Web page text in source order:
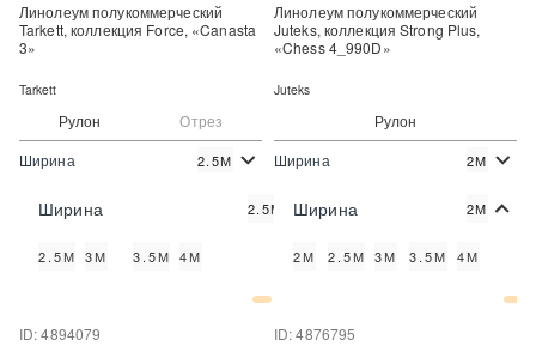
Рулон Отрез
Цена:
Линолеум полукоммерческий
Tarkett, коллекция Force, «Canasta
3»
Tarkett
Ширина 2.5М
Ширина 2.5М
2.5М 3М 3.5М 4М
Рулон
Цена:
Линолеум полукоммерческий
Juteks, коллекция Strong Plus,
«Chess 4_990D»
Juteks
Ширина 2М
Ширина 2М
2М 2.5М 3М 3.5М 4М
ID: 4894079 ID: 4876795